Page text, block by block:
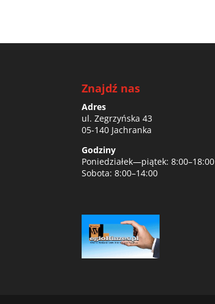
Znajdź nas
Adres
ul. Zegrzyńska 43
05-140 Jachranka
Godziny
Poniedziałek—piątek: 8:00–18:00
Sobota: 8:00–14:00